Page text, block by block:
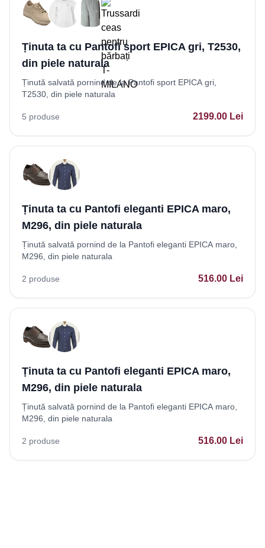
Ținuta ta cu Pantofi sport EPICA gri, T2530,
din piele naturala
Ținută salvată pornind de la Pantofi sport EPICA gri,
T2530, din piele naturala
5 produse 2199.00 Lei
Ținuta ta cu Pantofi eleganti EPICA maro,
M296, din piele naturala
Ținută salvată pornind de la Pantofi eleganti EPICA maro,
M296, din piele naturala
2 produse 516.00 Lei
Ținuta ta cu Pantofi eleganti EPICA maro,
M296, din piele naturala
Ținută salvată pornind de la Pantofi eleganti EPICA maro,
M296, din piele naturala
2 produse 516.00 Lei